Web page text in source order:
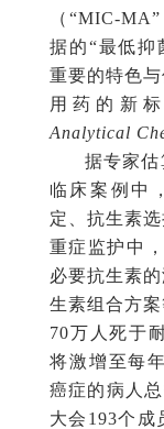
（“MIC-
据的“最低抑
重要的特色
用药的新
Analytical
据专家
临床案例中
定、抗生素
重症监护中
必要抗生素
生素组合方
70万人死于
将激增至每
癌症的病人
大会193个成